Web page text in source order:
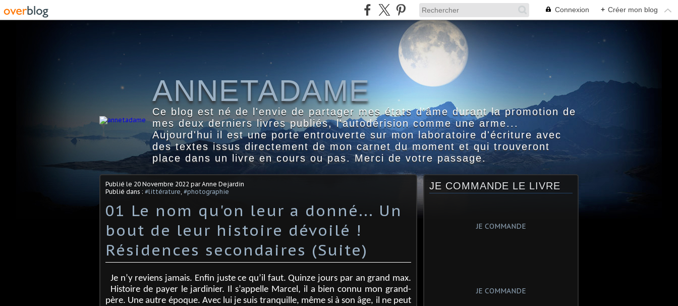
Connexion + Créer mon blog
ANNETADAME
Ce blog est né de l'envie de partager mes états d'âme durant la promotion de
mes deux derniers livres publiés, l'autodérision comme une arme...
Aujourd'hui il est une porte entrouverte sur mon laboratoire d'écriture avec
des textes issus directement de mon carnet du moment et qui trouveront
place dans un livre en cours ou pas. Merci de votre passage.
Publié le 20 Novembre 2022 par Anne Dejardin
Publié dans : #littérature, #photographie
01 Le nom qu'on leur a donné... Un
bout de leur histoire dévoilé !
Résidences secondaires (Suite)
Je n’y reviens jamais. Enfin juste ce qu’il faut. Quinze jours par an grand max.
Histoire de payer le jardinier. Il s’appelle Marcel, il a bien connu mon grand-
père. Une autre époque. Avec lui je suis tranquille, même si à son âge, il ne peut
JE COMMANDE LE LIVRE
JE COMMANDE
JE COMMANDE